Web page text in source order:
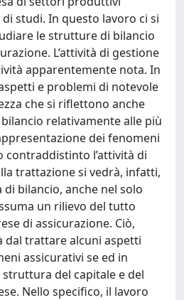
studi. In questo lavoro ci si
le strutture di bilancio
L’attività di gestione
apparentemente nota. In
e problemi di notevole
che si riflettono anche
relativamente alle più
dei fenomeni
contraddistinto l’attività di
trattazione si vedrà, infatti,
bilancio, anche nel solo
un rilievo del tutto
di assicurazione. Ciò,
dal trattare alcuni aspetti
assicurativi se ed in
del capitale e del
Nello specifico, il lavoro